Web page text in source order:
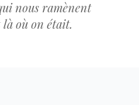
nous ramènent
où on était.